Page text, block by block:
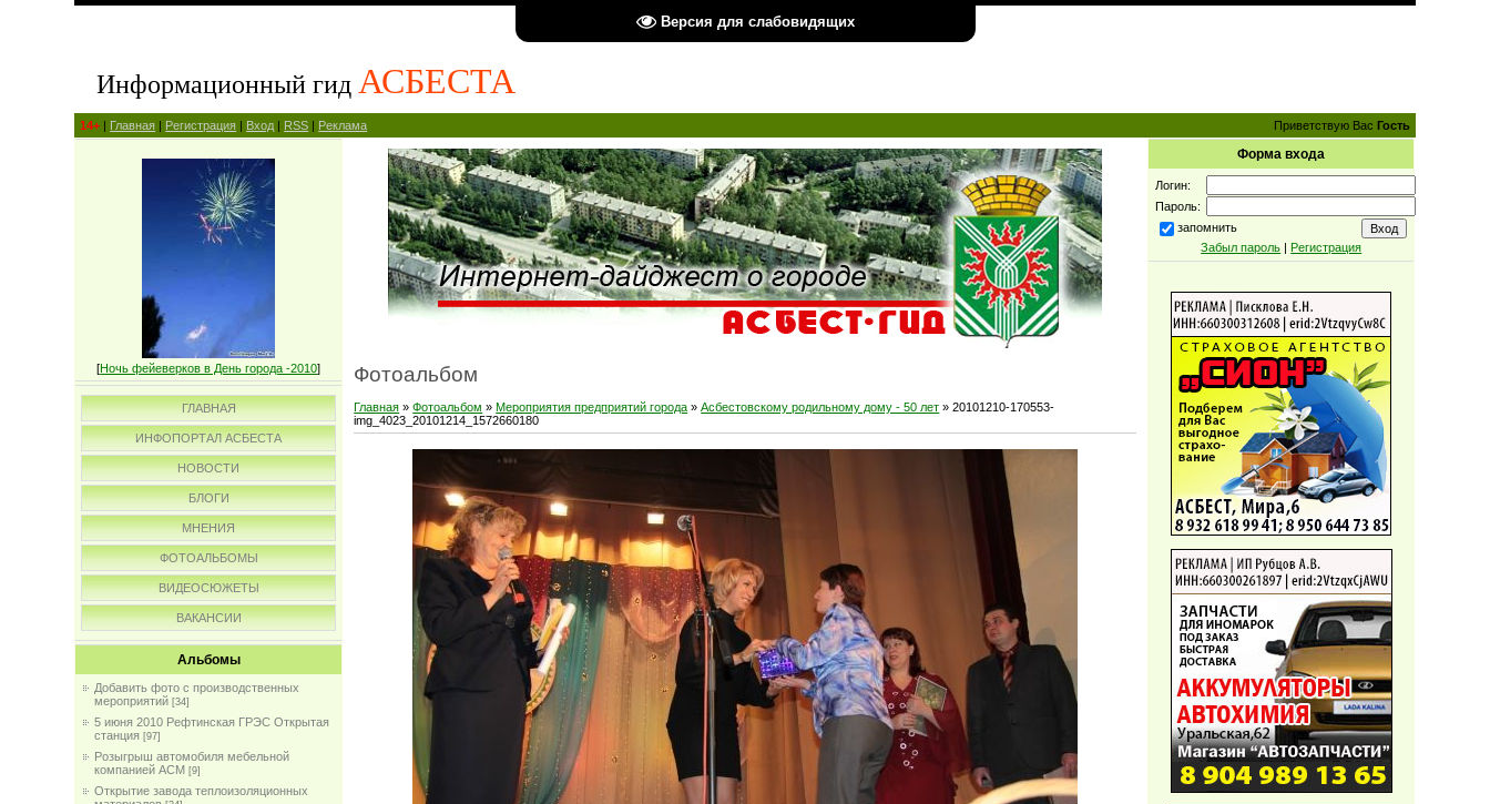
Версия для слабовидящих
Информационный гид АСБЕСТА
14+ | Главная | Регистрация | Вход | RSS | Реклама Приветствую Вас Гость
[Ночь фейеверков в День города -2010]
ГЛАВНАЯ
ИНФОПОРТАЛ АСБЕСТА
НОВОСТИ
БЛОГИ
МНЕНИЯ
ФОТОАЛЬБОМЫ
ВИДЕОСЮЖЕТЫ
ВАКАНСИИ
Альбомы
Добавить фото с производственных
мероприятий [34]
5 июня 2010 Рефтинская ГРЭС Открытая
станция [97]
Розыгрыш автомобиля мебельной
компанией АСМ [9]
Открытие завода теплоизоляционных
Фотоальбом
Главная »Фотоальбом »Мероприятия предприятий города »Асбестовскому родильному дому - 50 лет » 20101210-170553-
img_4023_20101214_1572660180
Форма входа
Логин:
Пароль:
запомнить
Забыл пароль | Регистрация